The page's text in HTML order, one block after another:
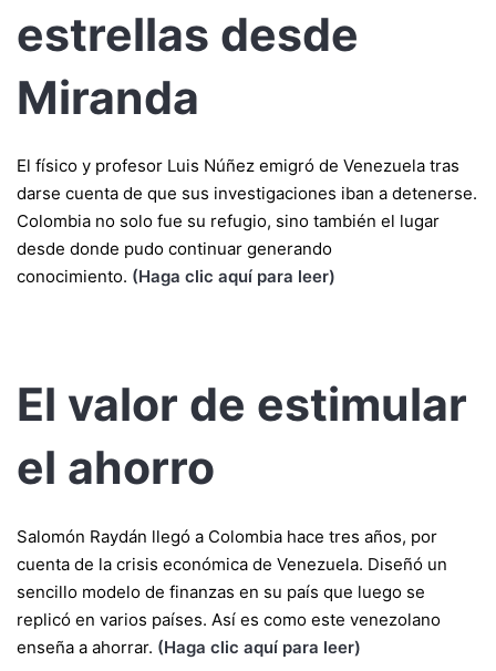
estrellas desde
Miranda
El físico y profesor Luis Núñez emigró de Venezuela tras
darse cuenta de que sus investigaciones iban a detenerse.
Colombia no solo fue su refugio, sino también el lugar
desde donde pudo continuar generando
conocimiento. (Haga clic aquí para leer)
El valor de estimular
el ahorro
Salomón Raydán llegó a Colombia hace tres años, por
cuenta de la crisis económica de Venezuela. Diseñó un
sencillo modelo de finanzas en su país que luego se
replicó en varios países. Así es como este venezolano
enseña a ahorrar. (Haga clic aquí para leer)